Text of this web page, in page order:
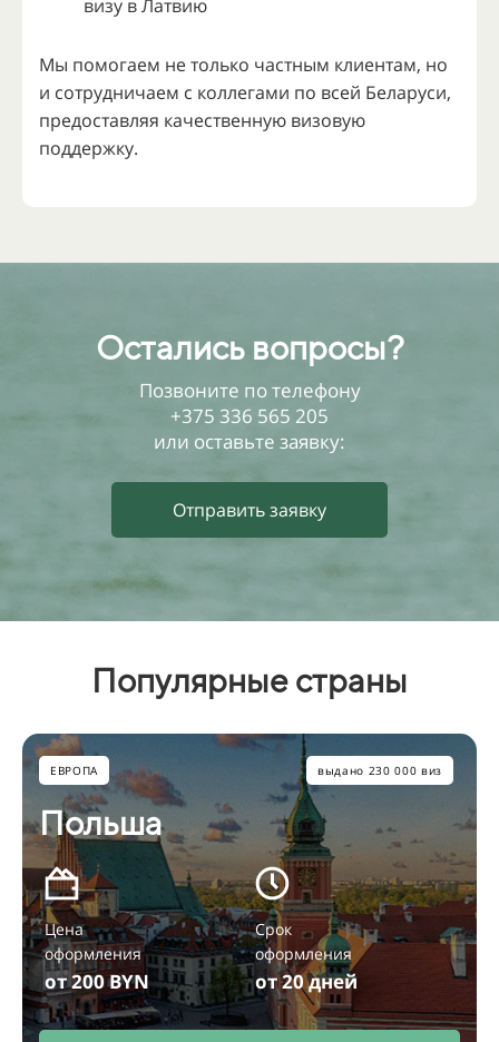
визу в Латвию
Мы помогаем не только частным клиентам, но
и сотрудничаем с коллегами по всей Беларуси,
предоставляя качественную визовую
поддержку.
Остались вопросы?
Позвоните по телефону
+375 336 565 205
или оставьте заявку:
Отправить заявку
Популярные страны
ЕВРОПА выдано 230 000 виз
Польша
Цена
оформления
от 200 BYN
Срок
оформления
от 20 дней